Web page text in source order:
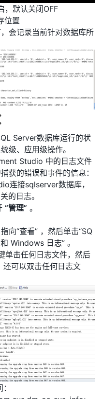
，默认关闭OFF
位置
会记录当前针对数据库所
Server数据库运行的状
级、应用级操作。
Studio 中的日志文件
获的错误和事件的信息：
连接sqlserver数据库，
的日志。
“管理” 。
向“查看” ，然后单击“SQ
Windows 日志” 。
单击任何日志文件，然后
还可以双击任何日志文